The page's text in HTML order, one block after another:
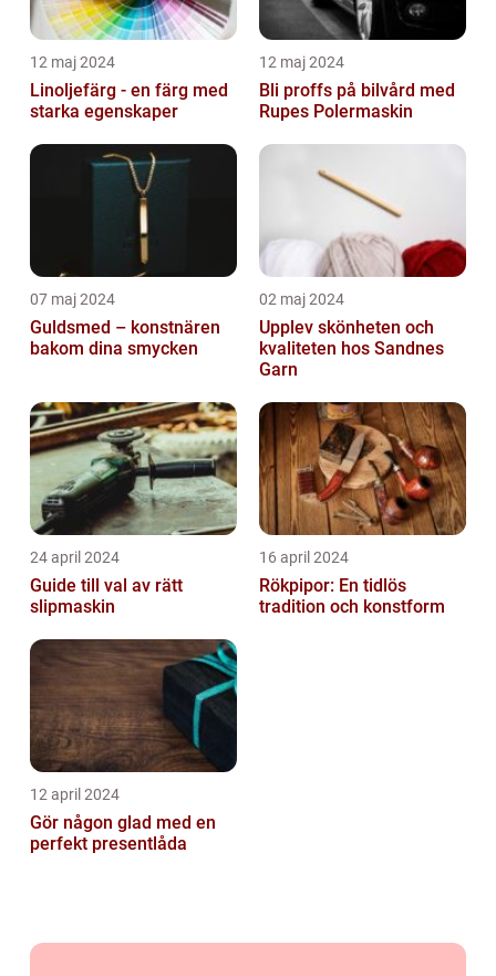
12 maj 2024
Linoljefärg - en färg med
starka egenskaper
12 maj 2024
Bli proffs på bilvård med
Rupes Polermaskin
07 maj 2024
Guldsmed – konstnären
bakom dina smycken
02 maj 2024
Upplev skönheten och
kvaliteten hos Sandnes
Garn
24 april 2024
Guide till val av rätt
slipmaskin
16 april 2024
Rökpipor: En tidlös
tradition och konstform
12 april 2024
Gör någon glad med en
perfekt presentlåda